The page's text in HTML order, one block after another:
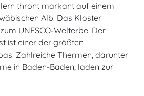
thront markant auf einem
Alb. Das Kloster
UNESCO-Welterbe. Der
ist einer der größten
Zahlreiche Thermen, darunter
in Baden-Baden, laden zur